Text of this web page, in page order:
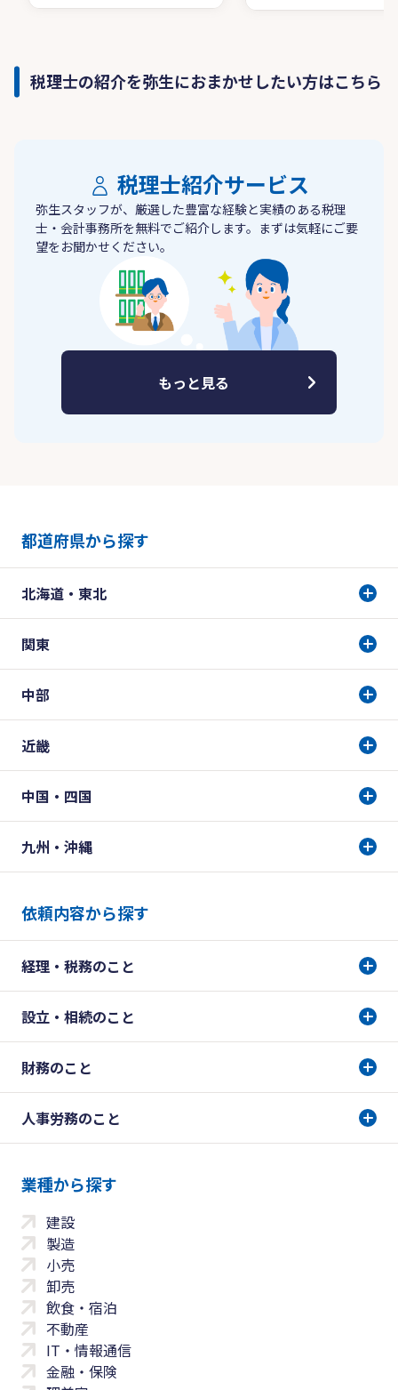
税理士の紹介を弥生におまかせしたい方はこちら
税理士紹介サービス
弥生スタッフが、厳選した豊富な経験と実績のある税理
士・会計事務所を無料でご紹介します。まずは気軽にご要
望をお聞かせください。
もっと見る
都道府県から探す
北海道・東北
関東
中部
近畿
中国・四国
九州・沖縄
依頼内容から探す
経理・税務のこと
設立・相続のこと
財務のこと
人事労務のこと
業種から探す
建設
製造
小売
卸売
飲食・宿泊
不動産
IT・情報通信
金融・保険